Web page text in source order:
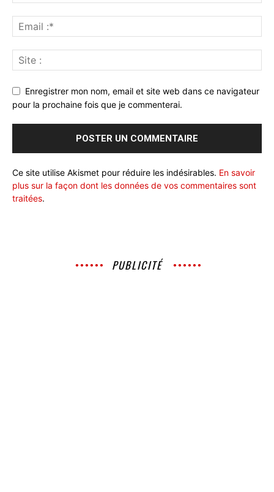
Enregistrer mon nom, email et site web dans ce navigateur
pour la prochaine fois que je commenterai.
Ce site utilise Akismet pour réduire les indésirables. En savoir
plus sur la façon dont les données de vos commentaires sont
traitées.
PUBLICITÉ